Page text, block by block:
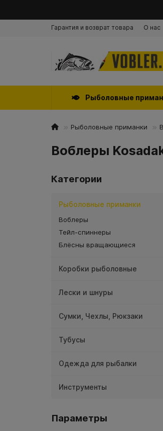
Гарантия и возврат товара О нас
Рыболовные
Рыболовные приманки
Воблеры
Категории
Рыболовные приманки
Воблеры
Тейл-спиннеры
Блёсны вращающиеся
Коробки рыболовные
Лески и шнуры
Сумки, Чехлы, Рюкзаки
Тубусы
Одежда для рыбалки
Инструменты
Параметры